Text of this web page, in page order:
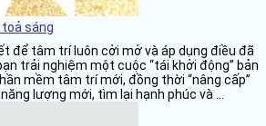
sáng
để tâm trí luôn cởi mở và áp dụng điều đã
trải nghiệm một cuộc “tái khởi động” bản
mềm tâm trí mới, đồng thời “nâng cấp”
lượng mới, tìm lại hạnh phúc và ...